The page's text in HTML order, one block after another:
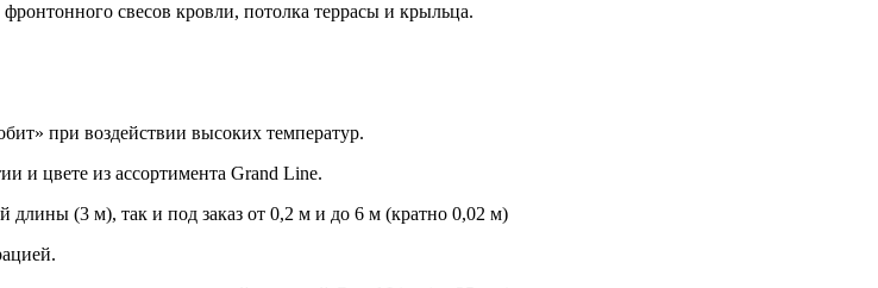
свесов кровли, потолка террасы и крыльца.
при воздействии высоких температур.
и цвете из ассортимента Grand Line.
(3 м), так и под заказ от 0,2 м и до 6 м (кратно 0,02 м)